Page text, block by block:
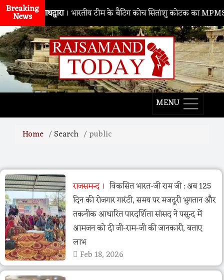
Breaking
Newsनाथद्वारा। भारतीय टीम के बैटिंग कोच सितांशु कोटक का MPMSC
MENU
Home Search public
राजसमन्द
विकसित भारत-जी राम जी : अब 125
दिन की रोजगार गारंटी, समय पर मजदूरी भुगतान और
तकनीक आधारित पारदर्शिता सांसद ने पसुन्द में
आमजन को दी जी-राम-जी की जानकारी, बताए
लाभ
Feb 18, 2026